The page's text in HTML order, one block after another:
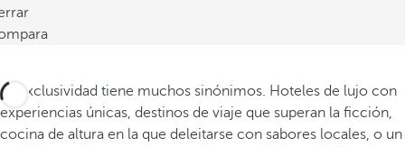
La exclusividad tiene muchos sinónimos. Hoteles de lujo con
experiencias únicas, destinos de viaje que superan la ficción,
cocina de altura en la que deleitarse con sabores locales, o un